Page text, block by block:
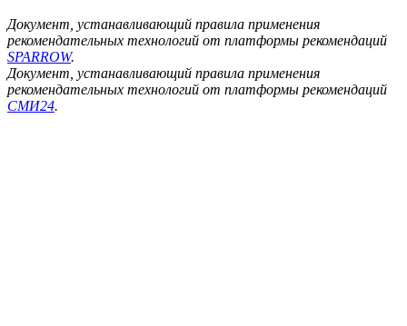
Документ, устанавливающий правила применения
рекомендательных технологий от платформы рекомендаций
SPARROW.
Документ, устанавливающий правила применения
рекомендательных технологий от платформы рекомендаций
СМИ24.